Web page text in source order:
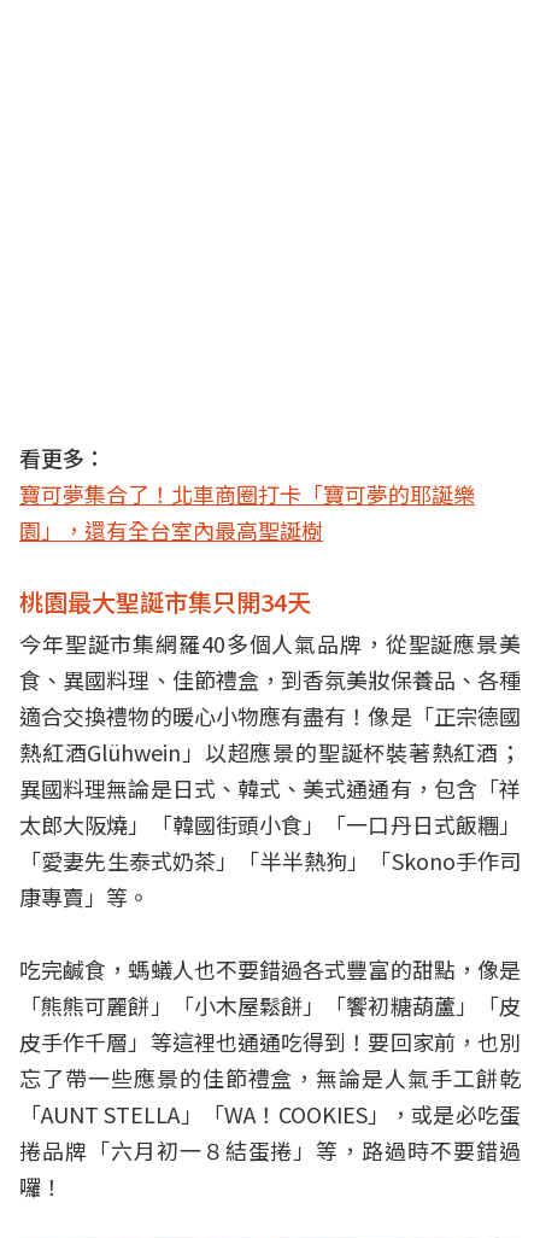
看更多：
寶可夢集合了！北車商圈打卡「寶可夢的耶誕樂
園」，還有全台室內最高聖誕樹
桃園最大聖誕市集只開34天
今年聖誕市集網羅40多個人氣品牌，從聖誕應景美
食、異國料理、佳節禮盒，到香氛美妝保養品、各種
適合交換禮物的暖心小物應有盡有！像是「正宗德國
熱紅酒Glühwein」以超應景的聖誕杯裝著熱紅酒；
異國料理無論是日式、韓式、美式通通有，包含「祥
太郎大阪燒」「韓國街頭小食」「一口丹日式飯糰」
「愛妻先生泰式奶茶」「半半熱狗」「Skono手作司
康專賣」等。
吃完鹹食，螞蟻人也不要錯過各式豐富的甜點，像是
「熊熊可麗餅」「小木屋鬆餅」「饗初糖葫蘆」「皮
皮手作千層」等這裡也通通吃得到！要回家前，也別
忘了帶一些應景的佳節禮盒，無論是人氣手工餅乾
「AUNT STELLA」「WA！COOKIES」，或是必吃蛋
捲品牌「六月初一８結蛋捲」等，路過時不要錯過
囉！